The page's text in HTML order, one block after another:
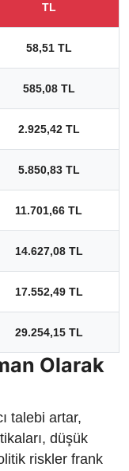
TL
58,51 TL
585,08 TL
2.925,42 TL
5.850,83 TL
11.701,66 TL
14.627,08 TL
17.552,49 TL
29.254,15 TL
Olarak
talebi artar,
düşük
riskler frank